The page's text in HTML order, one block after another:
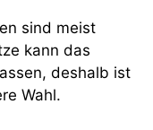
sind meist
kann das
deshalb ist
Wahl.